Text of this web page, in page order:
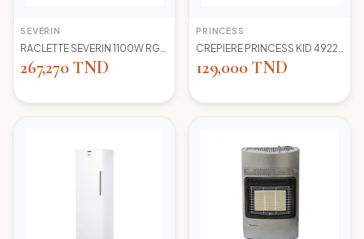
SEVERIN
267,270 TND
PRINCESS
129,000 TND